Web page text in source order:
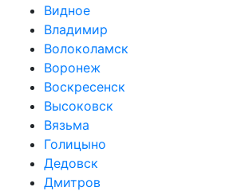
Видное
Владимир
Волоколамск
Воронеж
Воскресенск
Высоковск
Вязьма
Голицыно
Дедовск
Дмитров